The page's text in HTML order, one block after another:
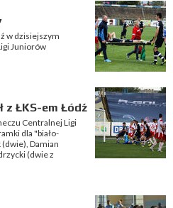
w dzisiejszym
Juniorów
z ŁKS-em Łódź
Centralnej Ligi
dla "biało-
Damian
(dwie z